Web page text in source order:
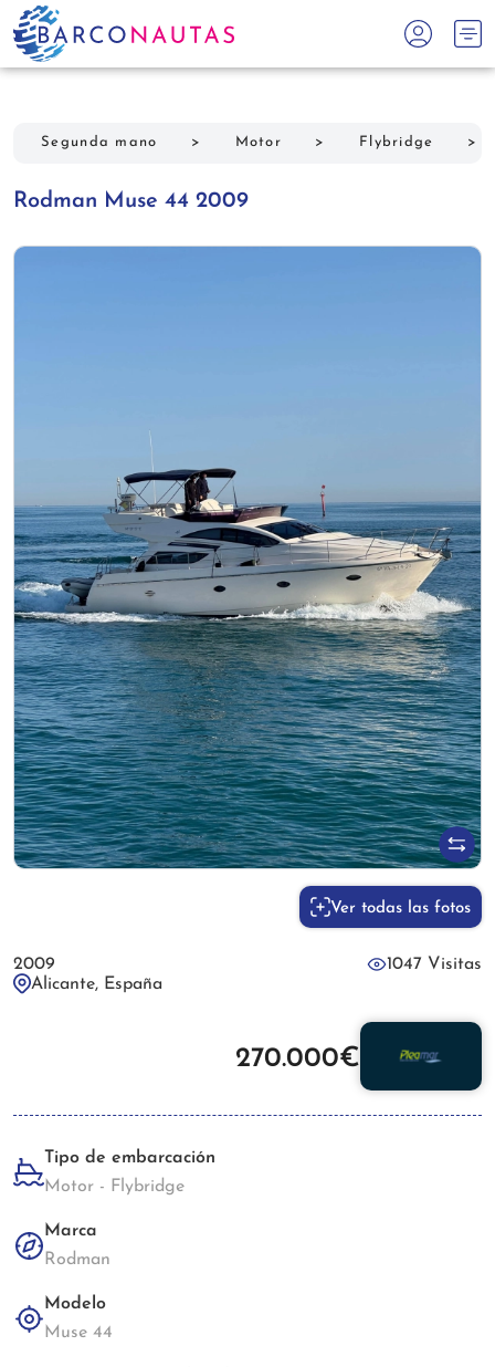
Segunda mano > Motor > Flybridge >
Rodman Muse 44 2009
Ver todas las fotos
2009
1047 Visitas
Alicante, España
270.000€
Tipo de embarcación
Motor - Flybridge
Marca
Rodman
Modelo
Muse 44